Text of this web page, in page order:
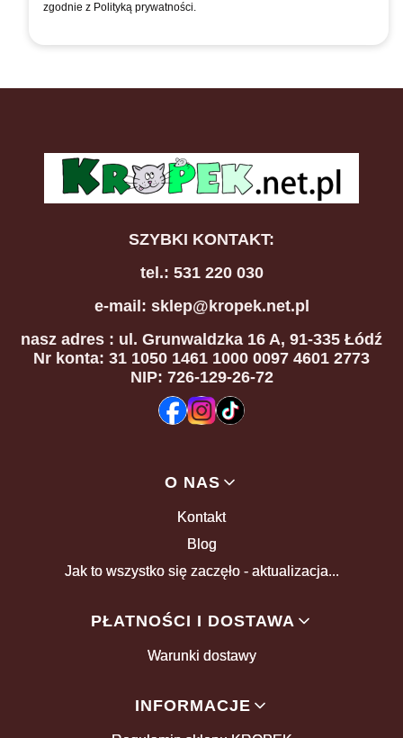
zgodnie z Polityką prywatności.
SZYBKI KONTAKT:
tel.: 531 220 030
e-mail: sklep@kropek.net.pl
nasz adres : ul. Grunwaldzka 16 A, 91-335 Łódź
Nr konta: 31 1050 1461 1000 0097 4601 2773
NIP: 726-129-26-72
O NAS
Kontakt
Blog
Jak to wszystko się zaczęło - aktualizacja...
PŁATNOŚCI I DOSTAWA
Warunki dostawy
INFORMACJE